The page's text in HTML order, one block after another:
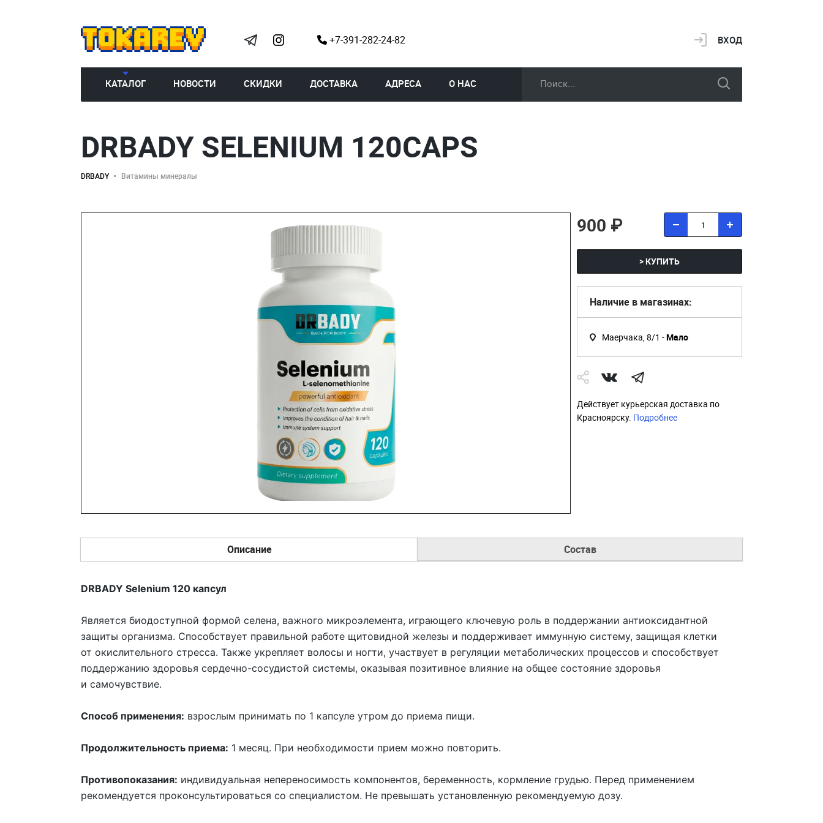
+7-391-282-24-82 ВХОД
КАТАЛОГ НОВОСТИ СКИДКИ ДОСТАВКА АДРЕСА О НАС
DRBADY SELENIUM 120CAPS
DRBADY Витамины минералы
900 ₽
> КУПИТЬ
Наличие в магазинах:
Маерчака, 8/1 -Мало
Действует курьерская доставка по
Красноярску. Подробнее
Описание Состав
DRBADY Selenium 120 капсул
Является биодоступной формой селена, важного микроэлемента, играющего ключевую роль в поддержании антиоксидантной
защиты организма. Способствует правильной работе щитовидной железы и поддерживает иммунную систему, защищая клетки
от окислительного стресса. Также укрепляет волосы и ногти, участвует в регуляции метаболических процессов и способствует
поддержанию здоровья сердечно-сосудистой системы, оказывая позитивное влияние на общее состояние здоровья
и самочувствие.
Способ применения: взрослым принимать по 1 капсуле утром до приема пищи.
Продолжительность приема: 1 месяц. При необходимости прием можно повторить.
Противопоказания: индивидуальная непереносимость компонентов, беременность, кормление грудью. Перед применением
рекомендуется проконсультироваться со специалистом. Не превышать установленную рекомендуемую дозу.